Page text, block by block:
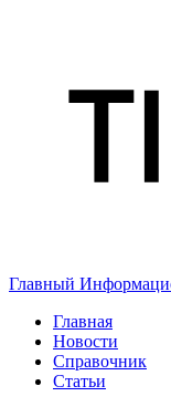
Главный
Главная
Новости
Справочник
Статьи